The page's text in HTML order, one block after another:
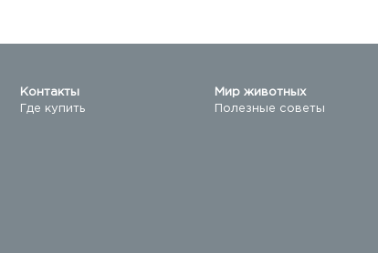
Контакты
Где купить
Мир животных
Полезные советы